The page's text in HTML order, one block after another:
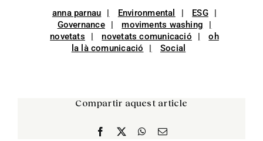
anna parnau Environmental
ESG
Governance
moviments washing
novetats
novetats comunicació
oh
la là comunicació
Social
Compartir aquest article
Facebook WhatsApp
Email: